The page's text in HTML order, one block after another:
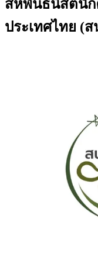
สหพันธ์นิสิตนัก
ประเทศไทย (